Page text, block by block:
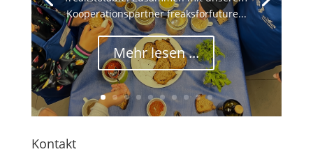
Kooperationspartner freaksforfuture...
Mehr lesen ...
Kontakt